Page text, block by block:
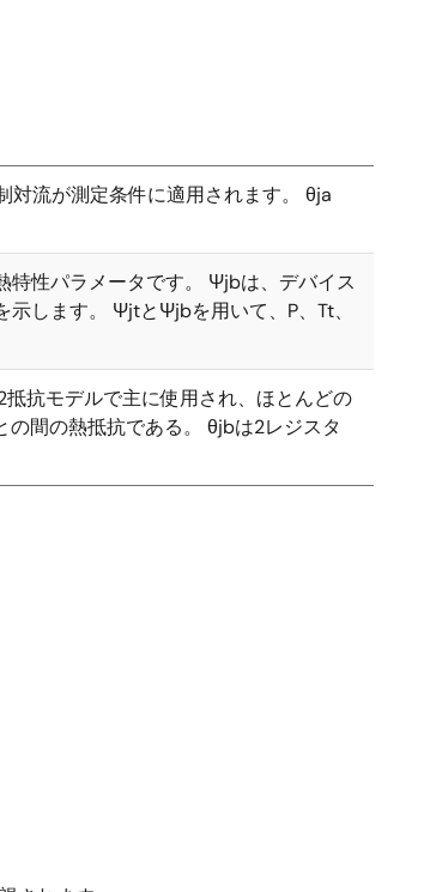
対流が測定条件に適用されます。 θja
特性パラメータです。 Ψjbは、デバイス
示します。 ΨjtとΨjbを用いて、P、Tt、
抗モデルで主に使用され、ほとんどの
間の熱抵抗である。 θjbは2レジスタ